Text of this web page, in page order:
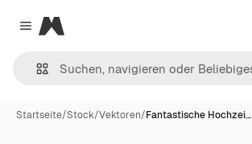
Close menu
Magnific
Startseite/Stock/Vektoren/Fantastische Hochzei…